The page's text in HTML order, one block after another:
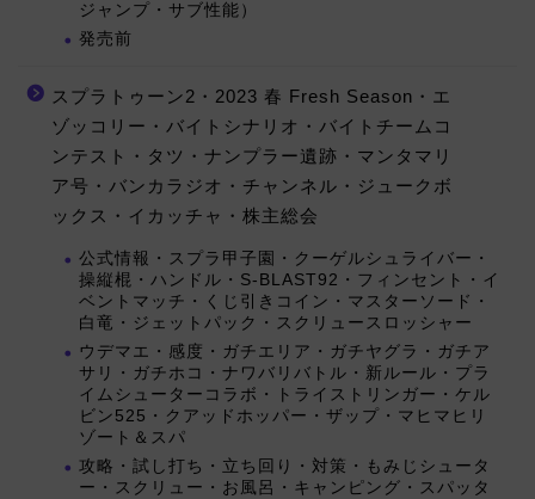
ジャンプ・サブ性能）
発売前
スプラトゥーン2・2023 春 Fresh Season・エ
ゾッコリー・バイトシナリオ・バイトチームコ
ンテスト・タツ・ナンプラー遺跡・マンタマリ
ア号・バンカラジオ・チャンネル・ジュークボ
ックス・イカッチャ・株主総会
公式情報・スプラ甲子園・クーゲルシュライバー・
操縦棍・ハンドル・S-BLAST92・フィンセント・イ
ベントマッチ・くじ引きコイン・マスターソード・
白竜・ジェットパック・スクリュースロッシャー
ウデマエ・感度・ガチエリア・ガチヤグラ・ガチア
サリ・ガチホコ・ナワバリバトル・新ルール・プラ
イムシューターコラボ・トライストリンガー・ケル
ビン525・クアッドホッパー・ザップ・マヒマヒリ
ゾート＆スパ
攻略・試し打ち・立ち回り・対策・もみじシュータ
ー・スクリュー・お風呂・キャンピング・スパッタ